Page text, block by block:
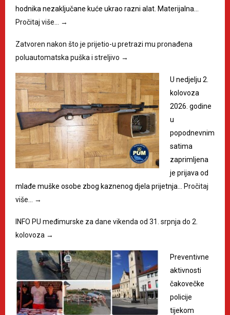
hodnika nezaključane kuće ukrao razni alat. Materijalna…
Pročitaj više…
→
Zatvoren nakon što je prijetio-u pretrazi mu pronađena
poluautomatska puška i streljivo →
U nedjelju 2.
kolovoza
2026. godine
u
popodnevnim
satima
zaprimljena
je prijava od
mlađe muške osobe zbog kaznenog djela prijetnja…
Pročitaj
više…
→
INFO PU međimurske za dane vikenda od 31. srpnja do 2.
kolovoza →
Preventivne
aktivnosti
čakovečke
policije
tijekom